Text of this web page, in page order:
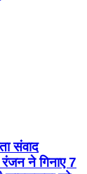
संवाद
रंजन ने गिनाए 7